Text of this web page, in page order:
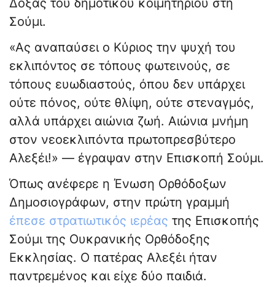
Δόξας του δημοτικού κοιμητηρίου στη
Σούμι.
«Ας αναπαύσει ο Κύριος την ψυχή του
εκλιπόντος σε τόπους φωτεινούς, σε
τόπους ευωδιαστούς, όπου δεν υπάρχει
ούτε πόνος, ούτε θλίψη, ούτε στεναγμός,
αλλά υπάρχει αιώνια ζωή. Αιώνια μνήμη
στον νεοεκλιπόντα πρωτοπρεσβύτερο
Αλεξέι!» — έγραψαν στην Επισκοπή Σούμι.
Όπως ανέφερε η Ένωση Ορθόδοξων
Δημοσιογράφων, στην πρώτη γραμμή
έπεσε στρατιωτικός ιερέας της Επισκοπής
Σούμι της Ουκρανικής Ορθόδοξης
Εκκλησίας. Ο πατέρας Αλεξέι ήταν
παντρεμένος και είχε δύο παιδιά.